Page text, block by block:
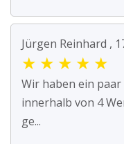
Jürgen Reinhard ,
★ ★ ★ ★ ★
Wir haben ein
innerhalb von 4
ge...